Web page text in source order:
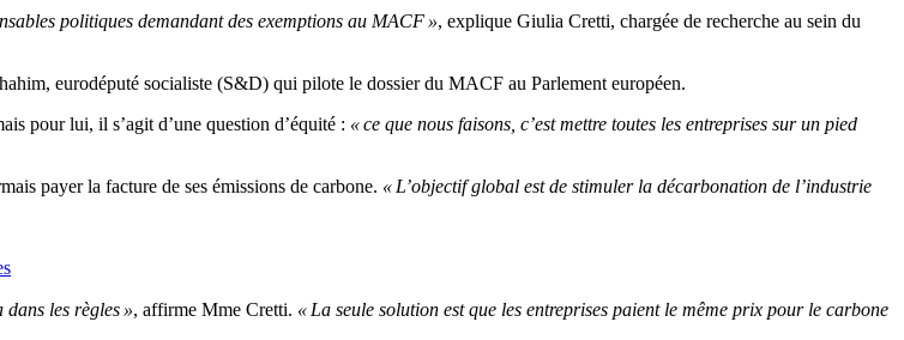
politiques demandant des exemptions au MACF », explique Giulia Cretti, chargée de recherche au sein du
eurodéputé socialiste (S&D) qui pilote le dossier du MACF au Parlement européen.
pour lui, il s’agit d’une question d’équité : « ce que nous faisons, c’est mettre toutes les entreprises sur un pied
payer la facture de ses émissions de carbone. « L’objectif global est de stimuler la décarbonation de l’industrie
les règles », affirme Mme Cretti. « La seule solution est que les entreprises paient le même prix pour le carbone